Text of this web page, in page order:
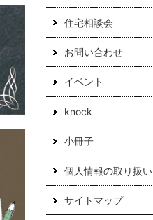
住宅相談会
お問い合わせ
イベント
knock
小冊子
個人情報の取り扱い
サイトマップ